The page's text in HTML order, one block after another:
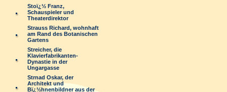
Stoï¿½ Franz,
Schauspieler und
Theaterdirektor
Strauss Richard, wohnhaft
am Rand des Botanischen
Gartens
Streicher, die
Klavierfabrikanten-
Dynastie in der
Ungargasse
Strnad Oskar, der
Architekt und
Bï¿½hnenbildner aus der